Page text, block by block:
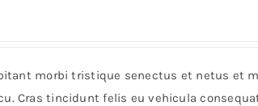
morbi tristique senectus et netus et
Cras tincidunt felis eu vehicula